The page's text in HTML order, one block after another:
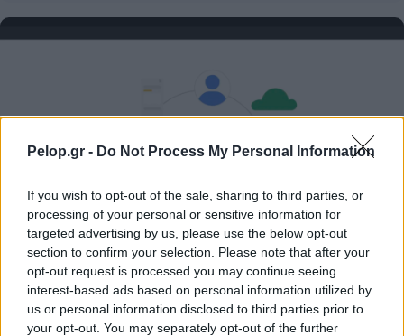
Pelop.gr - Do Not Process My Personal Information
If you wish to opt-out of the sale, sharing to third parties, or
processing of your personal or sensitive information for
targeted advertising by us, please use the below opt-out
section to confirm your selection. Please note that after your
opt-out request is processed you may continue seeing
interest-based ads based on personal information utilized by
us or personal information disclosed to third parties prior to
your opt-out. You may separately opt-out of the further
Χρησιμοποιείς Google passkeys για τους κωδικούς σου;
Και όμως μπορούν να τους κλέψουν